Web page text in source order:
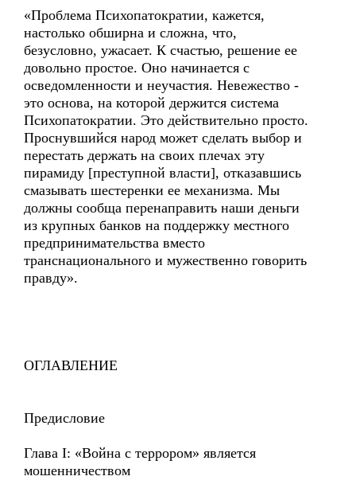
«Проблема Психопатократии, кажется,
настолько обширна и сложна, что,
безусловно, ужасает. К счастью, решение ее
довольно простое. Оно начинается с
осведомленности и неучастия. Невежество -
это основа, на которой держится система
Психопатократии. Это действительно просто.
Проснувшийся народ может сделать выбор и
перестать держать на своих плечах эту
пирамиду [преступной власти], отказавшись
смазывать шестеренки ее механизма. Мы
должны сообща перенаправить наши деньги
из крупных банков на поддержку местного
предпринимательства вместо
транснационального и мужественно говорить
правду».
ОГЛАВЛЕНИЕ
Предисловие
Глава I: «Война с террором» является
мошенничеством